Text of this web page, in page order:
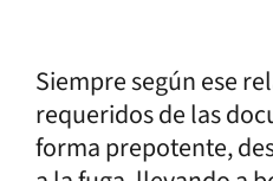
Siempre según ese
requeridos de las
forma prepotente,